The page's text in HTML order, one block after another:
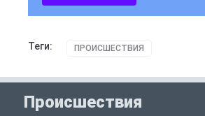
Теги: ПРОИСШЕСТВИЯ
Происшествия